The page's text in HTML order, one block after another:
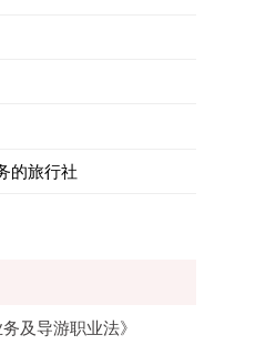
的旅行社
及导游职业法》